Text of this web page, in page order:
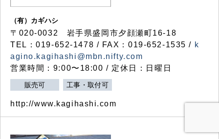
（有）カギハシ
〒020-0032 岩手県盛岡市夕顔瀬町16-18
TEL：019-652-1478 / FAX：019-652-1535 / k
agino.kagihashi@mbn.nifty.com
営業時間：9:00〜18:00 / 定休日：日曜日
販売可 工事・取付可
http://www.kagihashi.com